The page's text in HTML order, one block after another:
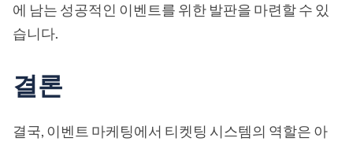
에 남는 성공적인 이벤트를 위한 발판을 마련할 수 있
습니다.
결론
결국, 이벤트 마케팅에서 티켓팅 시스템의 역할은 아